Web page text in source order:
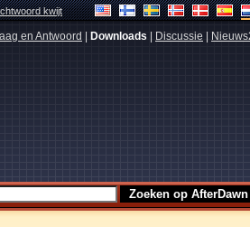
kwijt
en Antwoord Downloads Discussie